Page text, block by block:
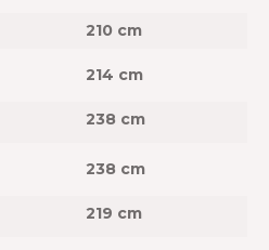
210 cm
214 cm
238 cm
238 cm
219 cm